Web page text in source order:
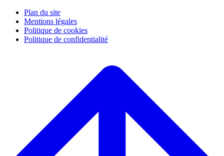
Plan du site
Mentions légales
Politique de cookies
Politique de confidentialité